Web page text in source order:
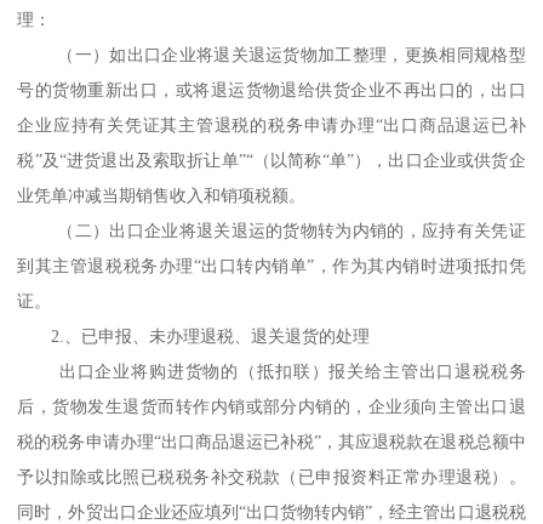
理：
（一）如出口企业将退关退运货物加工整理，更换相同规格型
号的货物重新出口，或将退运货物退给供货企业不再出口的，出口
企业应持有关凭证其主管退税的税务申请办理“出口商品退运已补
税”及“进货退出及索取折让单”“（以简称“单”），出口企业或供货企
业凭单冲减当期销售收入和销项税额。
（二）出口企业将退关退运的货物转为内销的，应持有关凭证
到其主管退税税务办理“出口转内销单”，作为其内销时进项抵扣凭
证。
2.、已申报、未办理退税、退关退货的处理
出口企业将购进货物的（抵扣联）报关给主管出口退税税务
后，货物发生退货而转作内销或部分内销的，企业须向主管出口退
税的税务申请办理“出口商品退运已补税”，其应退税款在退税总额中
予以扣除或比照已税税务补交税款（已申报资料正常办理退税）。
同时，外贸出口企业还应填列“出口货物转内销”，经主管出口退税税